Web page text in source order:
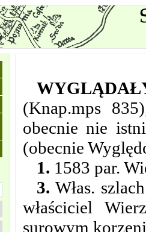
(Knap.mps
obecnie nie
(obecnie
1. 1583 par.
3. Włas.
właściciel
surowym